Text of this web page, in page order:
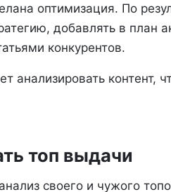
оптимизация. По
добавлять в план
конкурентов.
анализировать контент,
топ выдачи
своего и чужого